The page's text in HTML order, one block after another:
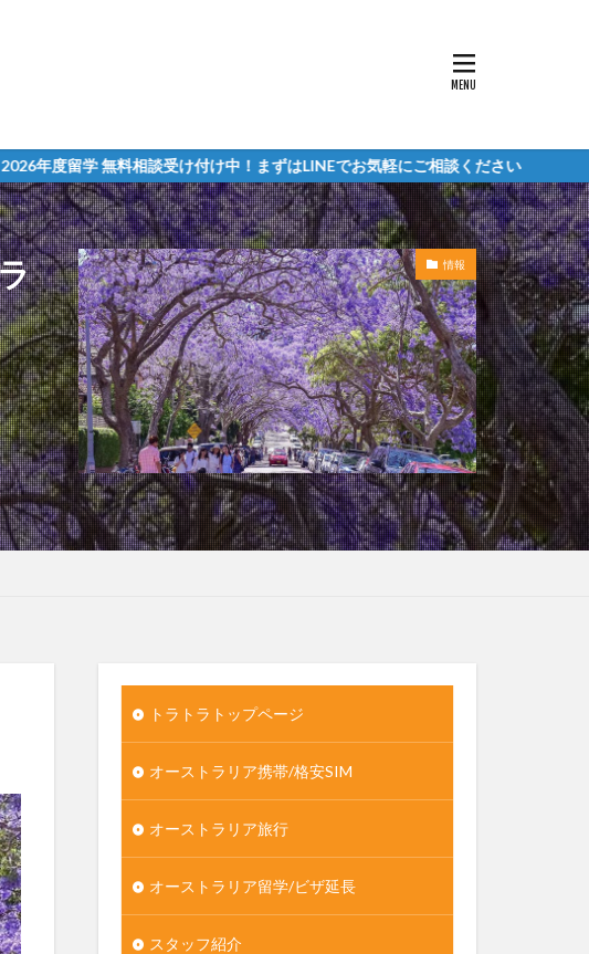
談受け付け中！まずはLINEでお気軽にご相談ください
情報
トラトラトップページ
オーストラリア携帯/格安SIM
オーストラリア旅行
オーストラリア留学/ビザ延長
スタッフ紹介